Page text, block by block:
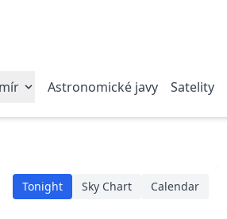
Astronomické javy Satelity
Tonight Sky Chart Calendar